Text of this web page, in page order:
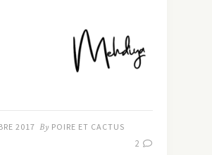
2017 By POIRE ET CACTUS
2